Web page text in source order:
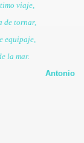
viaje,
tornar,
mar.